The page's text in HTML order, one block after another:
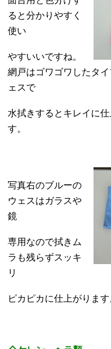
ると分かりやすく
使い
やすいいですね。
網戸はゴワゴワしたタ
ェスで
水拭きするとキレイに仕
写真右のブルーの
ウェスはガラスや
鏡
専用なので拭きム
ラも残らずスッキ
リ
ピカピカに仕上がります